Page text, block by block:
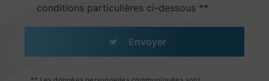
conditions particulières ci-dessous **
Envoyer